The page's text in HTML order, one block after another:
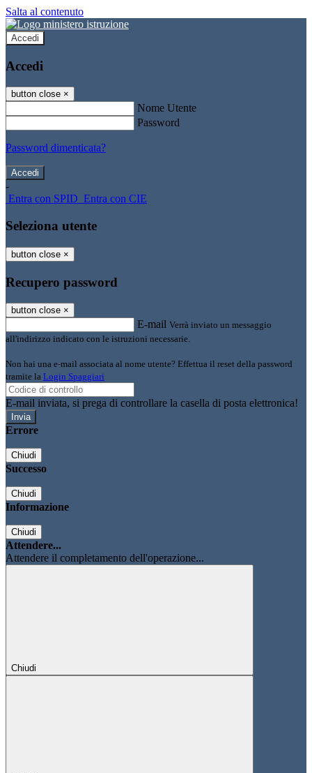
Salta al contenuto
Accedi
Accedi
button close ×
Nome Utente
Password
Password dimenticata?
-
Entra con SPID Entra con CIE
Seleziona utente
button close ×
Recupero password
button close ×
E-mail Verrà inviato un messaggio
all'indirizzo indicato con le istruzioni necessarie.
Non hai una e-mail associata al nome utente? Effettua il reset della password
tramite la Login Spaggiari
E-mail inviata, si prega di controllare la casella di posta elettronica!
Errore
Chiudi
Successo
Chiudi
Informazione
Chiudi
Attendere...
Attendere il completamento dell'operazione...
Chiudi